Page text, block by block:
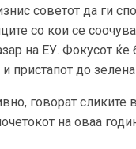
советот да ги
со кои се
на ЕУ. Фокусот ќе
пристапот до зелена
говорат
на оваа